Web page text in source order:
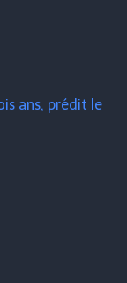
ans, prédit le